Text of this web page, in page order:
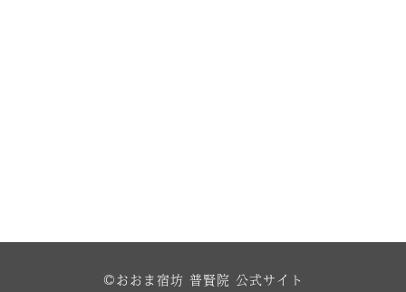
©おおま宿坊 普賢院 公式サイト